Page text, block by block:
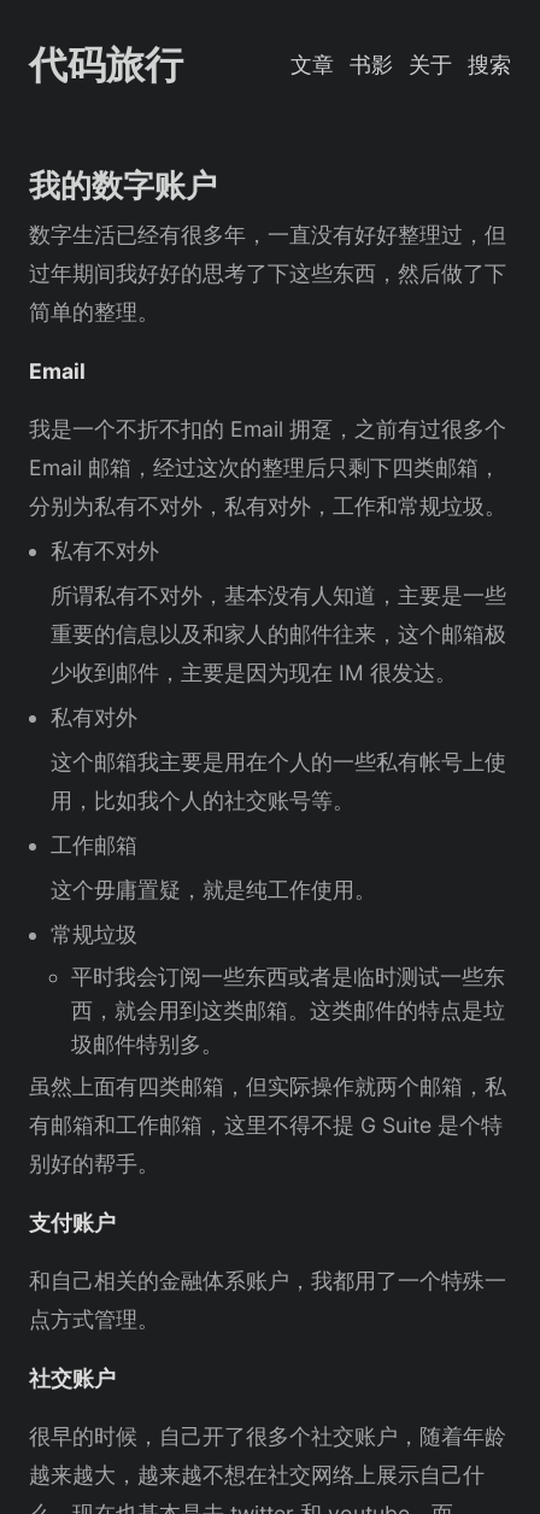
代码旅行 文章 书影 关于 搜索
我的数字账户
数字生活已经有很多年，一直没有好好整理过，但
过年期间我好好的思考了下这些东西，然后做了下
简单的整理。
Email
我是一个不折不扣的 Email 拥趸，之前有过很多个
Email 邮箱，经过这次的整理后只剩下四类邮箱，
分别为私有不对外，私有对外，工作和常规垃圾。
私有不对外
所谓私有不对外，基本没有人知道，主要是一些
重要的信息以及和家人的邮件往来，这个邮箱极
少收到邮件，主要是因为现在 IM 很发达。
私有对外
这个邮箱我主要是用在个人的一些私有帐号上使
用，比如我个人的社交账号等。
工作邮箱
这个毋庸置疑，就是纯工作使用。
常规垃圾
平时我会订阅一些东西或者是临时测试一些东
西，就会用到这类邮箱。这类邮件的特点是垃
圾邮件特别多。
虽然上面有四类邮箱，但实际操作就两个邮箱，私
有邮箱和工作邮箱，这里不得不提 G Suite 是个特
别好的帮手。
支付账户
和自己相关的金融体系账户，我都用了一个特殊一
点方式管理。
社交账户
很早的时候，自己开了很多个社交账户，随着年龄
越来越大，越来越不想在社交网络上展示自己什